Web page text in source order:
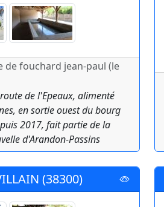
de fouchard jean-paul (le
de l'Epeaux, alimenté
en sortie ouest du bourg
2017, fait partie de la
d'Arandon-Passins
(38300)